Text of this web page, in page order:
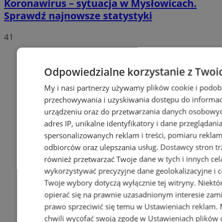
Koronawirus – sytuacja w Mysłowicach.
Sprawdź najnowsze statystyki
41
Odpowiedzialne korzystanie z
My i nasi partnerzy używamy plików cookie i
przechowywania i uzyskiwania dostępu do
urządzeniu oraz do przetwarzania danych
adres IP, unikalne identyfikatory i dane
spersonalizowanych reklam i treści, pomiaru
odbiorców oraz ulepszania usług. Dostawcy stron
również przetwarzać Twoje dane w tych i innych
wykorzystywać precyzyjne dane geolokalizacyjne i
Twoje wybory dotyczą wyłącznie tej witryny.
opierać się na prawnie uzasadnionym interesie
prawo sprzeciwić się temu w Ustawieniach reklam.
chwili wycofać swoją zgodę w Ustawieniach plików